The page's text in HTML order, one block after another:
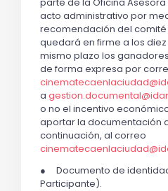
acto administrativo por
recomendación del
quedará en firme a los diez
mismo plazo los
de forma expresa por
a
o no el incentivo
aportar la documentación
continuación, al correo
● Documento de
Participante).